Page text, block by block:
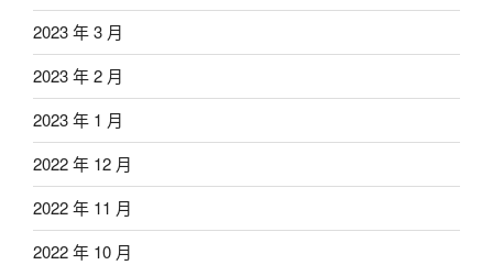
2023 年 3 月
2023 年 2 月
2023 年 1 月
2022 年 12 月
2022 年 11 月
2022 年 10 月